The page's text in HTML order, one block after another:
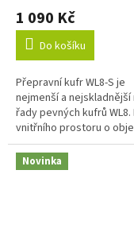
1 090 Kč
Do košíku
Přepravní kufr WL8-S je
nejmenší a
řady pevných kufrů WL8.
vnitřního prostoru o
zhruba 8 litrů uložíte
bezzrcadlovku s
dron nebo sadu...
Novinka